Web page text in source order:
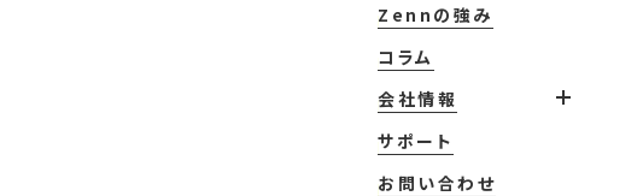
Zennの強み
コラム
会社情報
サポート
お問い合わせ